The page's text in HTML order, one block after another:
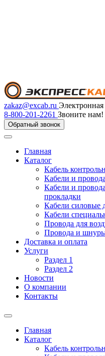
zakaz@excab.ru Электронная
8-800-201-2261 Звоните нам!
Обратный звонок
Главная
Каталог
Кабель
Кабели и
Кабели и
прокладки
Кабели силовые
Кабели
Провода для
Провода и шнуры
Доставка и оплата
Услуги
Раздел 1
Раздел 2
Новости
О компании
Контакты
Главная
Каталог
Кабель